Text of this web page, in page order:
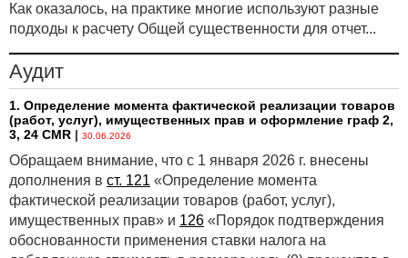
Как оказалось, на практике многие используют разные
подходы к расчету Общей существенности для отчет...
Аудит
1. Определение момента фактической реализации товаров
(работ, услуг), имущественных прав и оформление граф 2,
3, 24 CMR | 30.06.2026
Обращаем внимание, что с 1 января 2026 г. внесены
дополнения в ст. 121 «Определение момента
фактической реализации товаров (работ, услуг),
имущественных прав» и 126 «Порядок подтверждения
обоснованности применения ставки налога на